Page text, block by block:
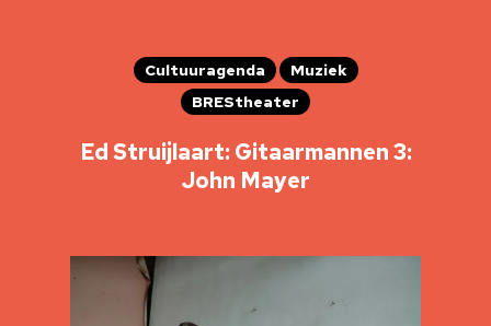
Cultuuragenda
Muziek
BREStheater
Ed Struijlaart: Gitaarmannen 3:
John Mayer